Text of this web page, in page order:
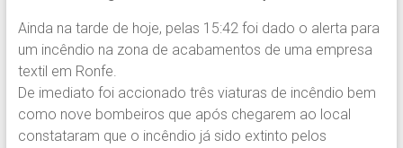
Ainda na tarde de hoje, pelas 15:42 foi dado o alerta para
um incêndio na zona de acabamentos de uma empresa
textil em Ronfe.
De imediato foi accionado três viaturas de incêndio bem
como nove bombeiros que após chegarem ao local
constataram que o incêndio já sido extinto pelos